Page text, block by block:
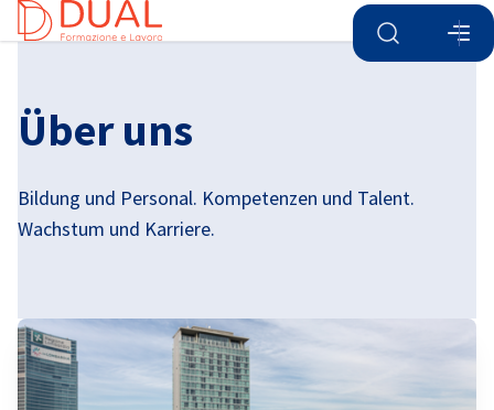
Suche öffnen
German
Über uns
Bildung und Personal. Kompetenzen und Talent.
Wachstum und Karriere.